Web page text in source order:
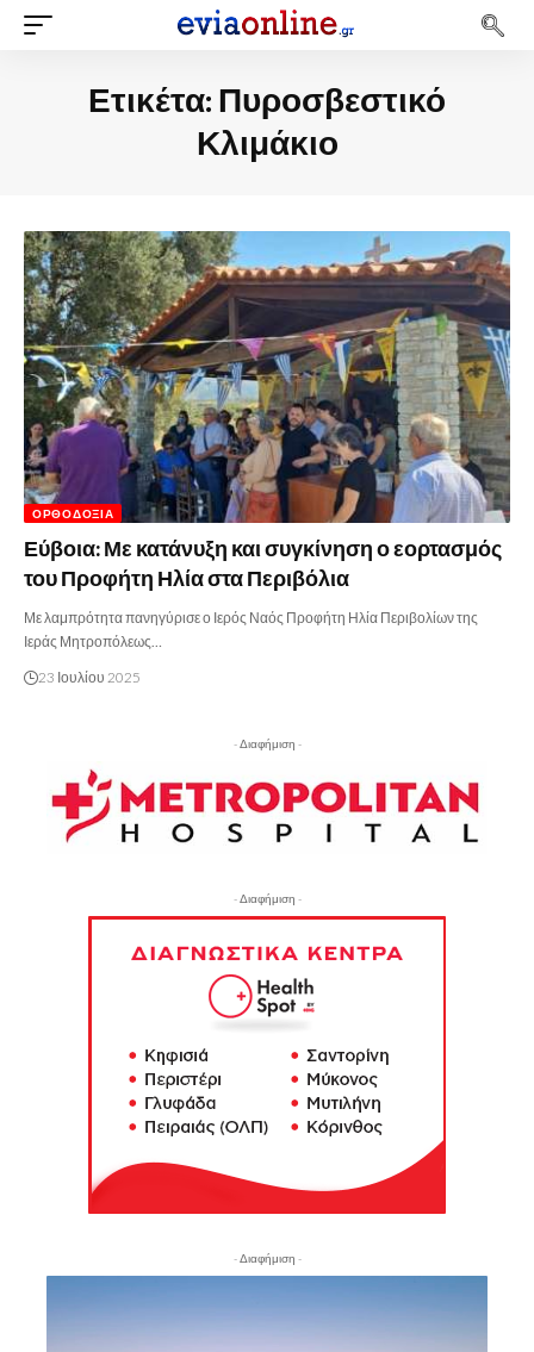
Ετικέτα: Πυροσβεστικό
Κλιμάκιο
ΟΡΘΟΔΟΞΊΑ
Εύβοια: Με κατάνυξη και συγκίνηση ο εορτασμός
του Προφήτη Ηλία στα Περιβόλια
Με λαμπρότητα πανηγύρισε ο Ιερός Ναός Προφήτη Ηλία Περιβολίων της
Ιεράς Μητροπόλεως…
23 Ιουλίου 2025
- Διαφήμιση -
- Διαφήμιση -
- Διαφήμιση -